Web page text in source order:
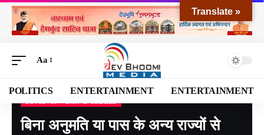
Aa
POLITICS ENTERTAINMENT ENTERTAINMENT
Devbhoomi Media>Blog>NATIONAL>UTTARAKHAND>COVID -19
बिना अनुमति या पास के अन्य राज्यों से
Translate »